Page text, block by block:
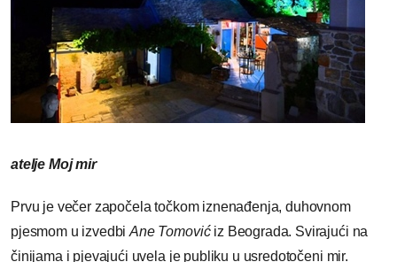
atelje Moj mir
Prvu je večer započela točkom iznenađenja, duhovnom
pjesmom u izvedbiAne Tomovićiz Beograda. Svirajući na
činijama i pjevajući uvela je publiku u usredotočeni mir.